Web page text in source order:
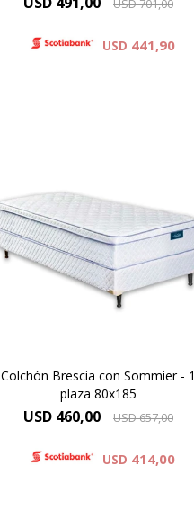
USD701,00
USD 441,90
EUROPILLOW - ONE SIDE, Altura
de colchón 24 cm y 59 cm la
suma del colchón y el sommier.
Alta Densidad 30 Kg
Colchón Brescia con Sommier - 1
plaza 80x185
USD 460,00 USD657,00
USD 414,00